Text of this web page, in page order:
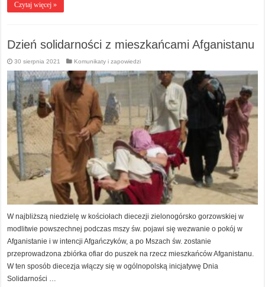
Czytaj więcej »
Dzień solidarności z mieszkańcami Afganistanu
30 sierpnia 2021 Komunikaty i zapowiedzi
W najbliższą niedzielę w kościołach diecezji zielonogórsko gorzowskiej w
modlitwie powszechnej podczas mszy św. pojawi się wezwanie o pokój w
Afganistanie i w intencji Afgańczyków, a po Mszach św. zostanie
przeprowadzona zbiórka ofiar do puszek na rzecz mieszkańców Afganistanu.
W ten sposób diecezja włączy się w ogólnopolską inicjatywę Dnia
Solidarności …